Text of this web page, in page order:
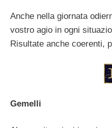
Anche nella giornata
vostro agio in ogni
Risultate anche coerenti,
Gemelli